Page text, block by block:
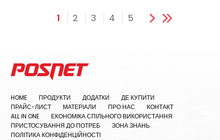
1 2 3 4 5
HOME ПРОДУКТИ ДОДАТКИ
ДЕ КУПИТИ
ПРАЙС-ЛИСТ
МАТЕРІАЛИ ПРО НАС
КОНТАКТ
ALL IN ONE
ЕКОНОМІКА СПІЛЬНОГО ВИКОРИСТАННЯ
ПРИСТОСУВАННЯ ДО ПОТРЕБ
ЗОНА ЗНАНЬ
ПОЛІТИКА КОНФІДЕНЦІЙНОСТІ